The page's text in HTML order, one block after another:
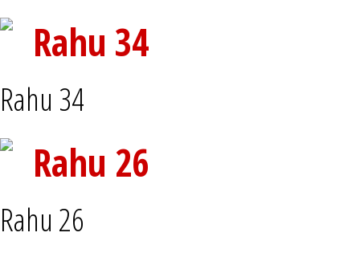
Rahu 34
Rahu 34
Rahu 26
Rahu 26